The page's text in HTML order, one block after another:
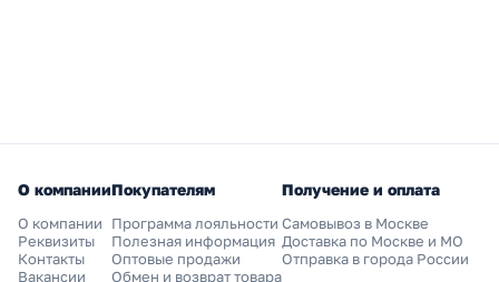
О компании
О компании
Реквизиты
Контакты
Вакансии
Покупателям
Программа лояльности
Полезная информация
Оптовые продажи
Обмен и возврат товара
Получение и оплата
Самовывоз в Москве
Доставка по Москве и МО
Отправка в города России